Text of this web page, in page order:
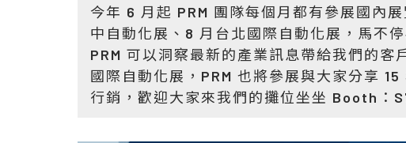
今年 6 月起 PRM 團隊每個月都有參展國內
中自動化展、8 月台北國際自動化展，馬不
PRM 可以洞察最新的產業訊息帶給我們的
國際自動化展，PRM 也將參展與大家分享
行銷，歡迎大家來我們的攤位坐坐 Booth：